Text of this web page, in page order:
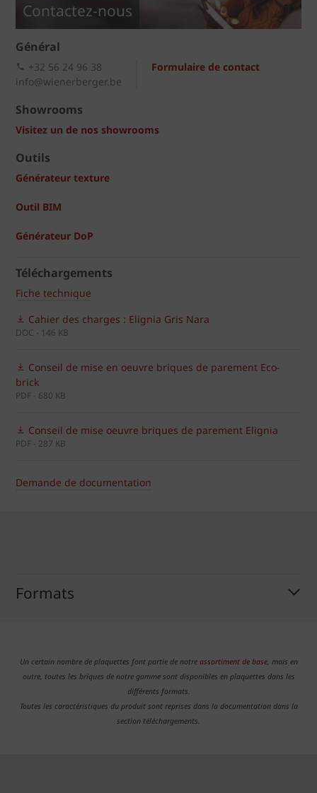
Contactez-nous
Général
Formulaire de contact
+32 56 24 96 38
info@wienerberger.be
Showrooms
Visitez un de nos showrooms
Outils
Générateur texture
Outil BIM
Générateur DoP
Téléchargements
Fiche technique
Cahier des charges : Elignia Gris Nara
DOC - 146 KB
Conseil de mise en oeuvre briques de parement Eco-
brick
PDF - 680 KB
Conseil de mise oeuvre briques de parement Elignia
PDF - 287 KB
Demande de documentation
Formats
Un certain nombre de plaquettes font partie de notre assortiment de base, mais en
outre, toutes les briques de notre gamme sont disponibles en plaquettes dans les
différents formats.
Toutes les caractéristiques du produit sont reprises dans la documentation dans la
section téléchargements.